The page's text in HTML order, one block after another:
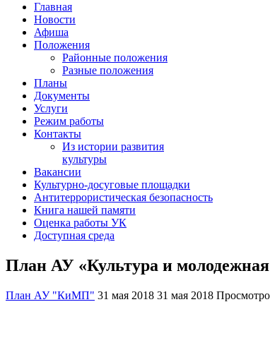
Главная
Новости
Афиша
Положения
Районные положения
Разные положения
Планы
Документы
Услуги
Режим работы
Контакты
Из истории развития
культуры
Вакансии
Культурно-досуговые площадки
Антитеррористическая безопасность
Книга нашей памяти
Оценка работы УК
Доступная среда
План АУ «Культура и
План АУ "КиМП" 31 мая 2018 31 мая 2018